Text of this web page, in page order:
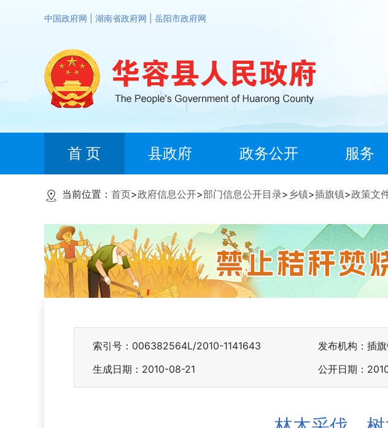
中国政府网 湖南省政府网 岳阳市政府网
首 页 县政府 政务公开 服务
当前位置： 首页>政府信息公开>部门信息公开目录> 乡镇>插旗镇>政策文
索引号：006382564L/2010-1141643 发布机构：插
生成日期：2010-08-21
公开日期：